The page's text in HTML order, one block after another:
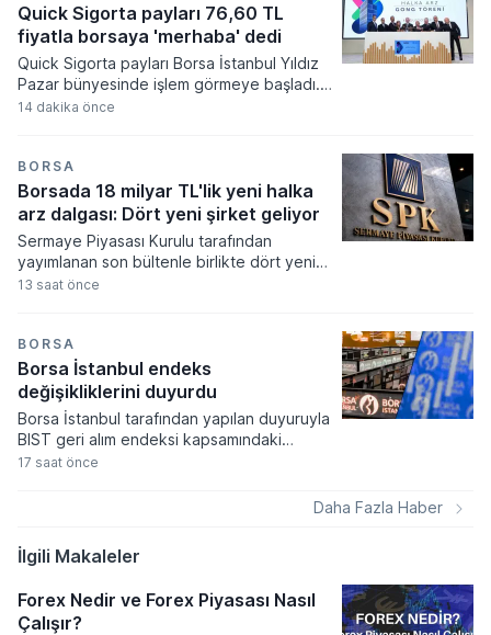
Quick Sigorta payları 76,60 TL
fiyatla borsaya 'merhaba' dedi
Quick Sigorta payları Borsa İstanbul Yıldız
Pazar bünyesinde işlem görmeye başladı.
Sigorta sektöründe uzun yıllar sonra
büyüme hedeflerinin finansmanı
amaçlanıyor.
14 dakika önce
BORSA
Borsada 18 milyar TL'lik yeni halka
arz dalgası: Dört yeni şirket geliyor
Sermaye Piyasası Kurulu tarafından
yayımlanan son bültenle birlikte dört yeni
şirketin halka arz başvurusuna onay
akın zamanda talep toplama sürecine
başlayarak borsaya adım atacaklar Çitlekçi
Mağazacılık, Teknika Plast, Türker Vangölü
Enerji ve Kapeks Kimya oldu.
13 saat önce
BORSA
Borsa İstanbul endeks
değişikliklerini duyurdu
Borsa İstanbul tarafından yapılan duyuruyla
BIST geri alım endeksi kapsamındaki
paylarda gerçekleştirilecek dönemsel
Piyasa değeri ağırlıklı pay endeksleri kural
çalışmaları sonucunda endekse dahil
edilecek hisseler belirlendi.
17 saat önce
Daha Fazla Haber
İlgili Makaleler
Forex Nedir ve Forex Piyasası Nasıl
Çalışır?